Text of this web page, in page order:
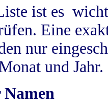
ist es
Eine
nur
und Jahr.
Namen